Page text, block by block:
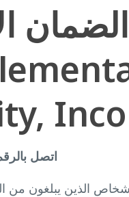
اتصل